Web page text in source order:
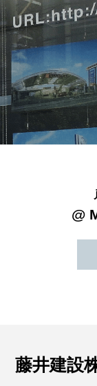
@
藤井建設